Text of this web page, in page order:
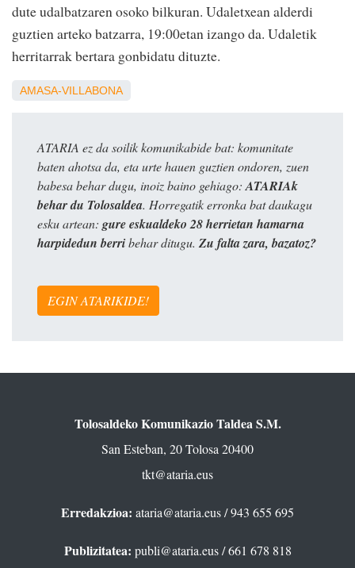
dute udalbatzaren osoko bilkuran. Udaletxean alderdi
guztien arteko batzarra, 19:00etan izango da. Udaletik
herritarrak bertara gonbidatu dituzte.
AMASA-VILLABONA
ATARIA ez da soilik komunikabide bat: komunitate
baten ahotsa da, eta urte hauen guztien ondoren, zuen
babesa behar dugu, inoiz baino gehiago: ATARIAk
behar du Tolosaldea. Horregatik erronka bat daukagu
esku artean: gure eskualdeko 28 herrietan hamarna
harpidedun berribehar ditugu. Zu falta zara, bazatoz?
EGIN ATARIKIDE!
Tolosaldeko Komunikazio Taldea S.M.
San Esteban, 20 Tolosa 20400
tkt@ataria.eus
Erredakzioa: ataria@ataria.eus/ 943 655 695
Publizitatea: publi@ataria.eus/ 661 678 818